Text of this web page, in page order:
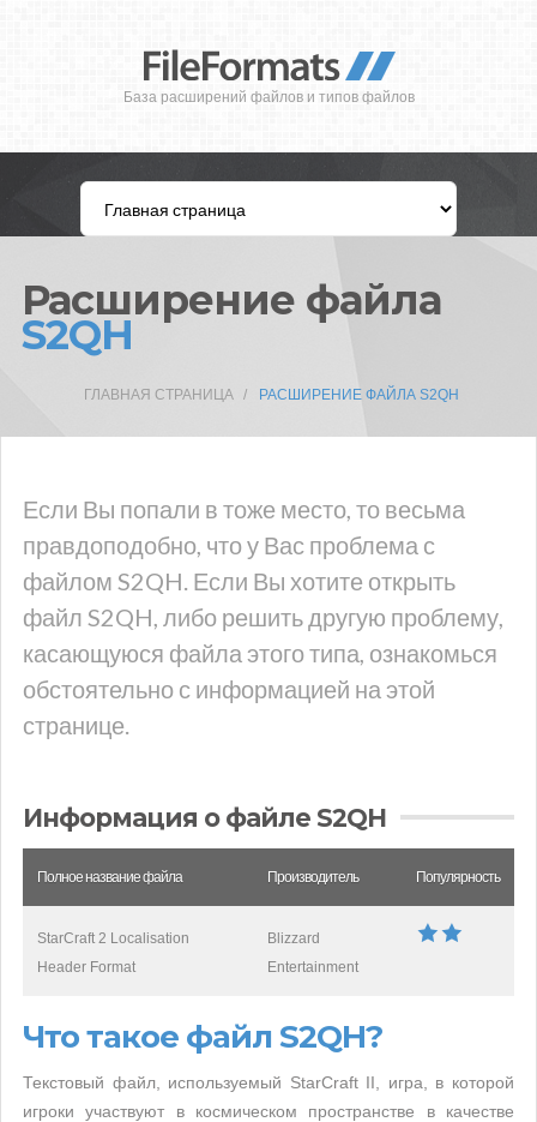
База расширений файлов и типов файлов
Расширение файла
S2QH
ГЛАВНАЯ СТРАНИЦА РАСШИРЕНИЕ ФАЙЛА S2QH
Если Вы попали в тоже место, то весьма
правдоподобно, что у Вас проблема с
файлом S2QH. Если Вы хотите открыть
файл S2QH, либо решить другую проблему,
касающуюся файла этого типа, ознакомься
обстоятельно с информацией на этой
странице.
Информация о файле S2QH
Полное название файла Производитель Популярность
StarCraft 2 Localisation
Header Format
Blizzard
Entertainment
Что такое файл S2QH?
Текстовый файл, используемый StarCraft II, игра, в которой
игроки участвуют в космическом пространстве в качестве